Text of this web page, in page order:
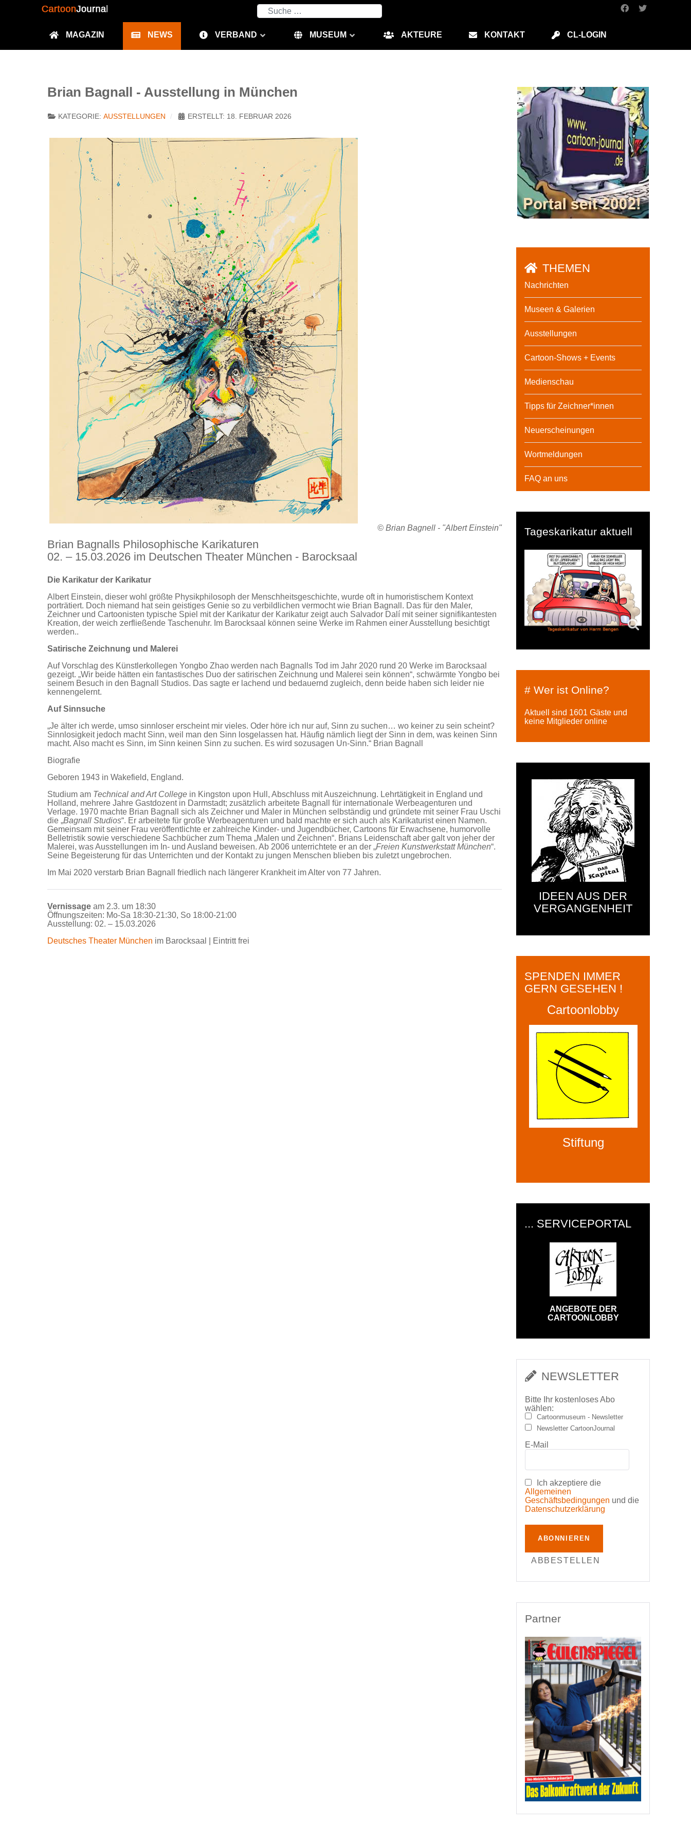
Suchen
MAGAZIN NEWS VERBAND MUSEUM AKTEURE KONTAKT CL-LOGIN
Brian Bagnall - Ausstellung in München
KATEGORIE: AUSSTELLUNGEN ERSTELLT: 18. FEBRUAR 2026
© Brian Bagnell - "Albert Einstein"
Brian Bagnalls Philosophische Karikaturen
02. – 15.03.2026 im Deutschen Theater München - Barocksaal
Die Karikatur der Karikatur
Albert Einstein, dieser wohl größte Physikphilosoph der Menschheitsgeschichte, wurde oft in humoristischem Kontext
porträtiert. Doch niemand hat sein geistiges Genie so zu verbildlichen vermocht wie Brian Bagnall. Das für den Maler,
Zeichner und Cartoonisten typische Spiel mit der Karikatur der Karikatur zeigt auch Salvador Dalí mit seiner signifikantesten
Kreation, der weich zerfließende Taschenuhr. Im Barocksaal können seine Werke im Rahmen einer Ausstellung besichtigt
werden..
Satirische Zeichnung und Malerei
Auf Vorschlag des Künstlerkollegen Yongbo Zhao werden nach Bagnalls Tod im Jahr 2020 rund 20 Werke im Barocksaal
gezeigt. „Wir beide hätten ein fantastisches Duo der satirischen Zeichnung und Malerei sein können“, schwärmte Yongbo bei
seinem Besuch in den Bagnall Studios. Das sagte er lachend und bedauernd zugleich, denn beide haben sich leider nie
kennengelernt.
Auf Sinnsuche
„Je älter ich werde, umso sinnloser erscheint mir vieles. Oder höre ich nur auf, Sinn zu suchen… wo keiner zu sein scheint?
Sinnlosigkeit jedoch macht Sinn, weil man den Sinn losgelassen hat. Häufig nämlich liegt der Sinn in dem, was keinen Sinn
macht. Also macht es Sinn, im Sinn keinen Sinn zu suchen. Es wird sozusagen Un-Sinn.“ Brian Bagnall
Biografie
Geboren 1943 in Wakefield, England.
Studium am Technical and Art College in Kingston upon Hull, Abschluss mit Auszeichnung. Lehrtätigkeit in England und
Holland, mehrere Jahre Gastdozent in Darmstadt; zusätzlich arbeitete Bagnall für internationale Werbeagenturen und
Verlage. 1970 machte Brian Bagnall sich als Zeichner und Maler in München selbständig und gründete mit seiner Frau Uschi
die „Bagnall Studios“. Er arbeitete für große Werbeagenturen und bald machte er sich auch als Karikaturist einen Namen.
Gemeinsam mit seiner Frau veröffentlichte er zahlreiche Kinder- und Jugendbücher, Cartoons für Erwachsene, humorvolle
Belletristik sowie verschiedene Sachbücher zum Thema „Malen und Zeichnen“. Brians Leidenschaft aber galt von jeher der
Malerei, was Ausstellungen im In- und Ausland beweisen. Ab 2006 unterrichtete er an der „Freien Kunstwerkstatt München“.
Seine Begeisterung für das Unterrichten und der Kontakt zu jungen Menschen blieben bis zuletzt ungebrochen.
Im Mai 2020 verstarb Brian Bagnall friedlich nach längerer Krankheit im Alter von 77 Jahren.
Vernissage am 2.3. um 18:30
Öffnungszeiten: Mo-Sa 18:30-21:30, So 18:00-21:00
Ausstellung: 02. – 15.03.2026
Deutsches Theater München im Barocksaal | Eintritt frei
THEMEN
Nachrichten
Museen & Galerien
Ausstellungen
Cartoon-Shows + Events
Medienschau
Tipps für Zeichner*innen
Neuerscheinungen
Wortmeldungen
FAQ an uns
Tageskarikatur aktuell
# Wer ist Online?
Aktuell sind 1601 Gäste und
keine Mitglieder online
IDEEN AUS DER
VERGANGENHEIT
SPENDEN IMMER
GERN GESEHEN !
Cartoonlobby
Stiftung
... SERVICEPORTAL
ANGEBOTE DER
CARTOONLOBBY
NEWSLETTER
Bitte Ihr kostenloses Abo
wählen:
Cartoonmuseum - Newsletter
Newsletter CartoonJournal
E-Mail
Ich akzeptiere die
Allgemeinen
Geschäftsbedingungen und die
Datenschutzerklärung
ABONNIEREN
ABBESTELLEN
Partner